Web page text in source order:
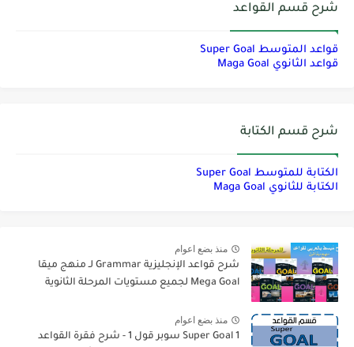
شرح قسم القواعد
قواعد المتوسط Super Goal
قواعد الثانوي Maga Goal
شرح قسم الكتابة
الكتابة للمتوسط Super Goal
الكتابة للثانوي Maga Goal
منذ بضع اعوام
شرح قواعد الإنجليزية Grammar لـ منهج ميقا
Mega Goal لجميع مستويات المرحلة الثانوية
منذ بضع اعوام
Super Goal 1 سوبر قول 1 - شرح فقرة القواعد